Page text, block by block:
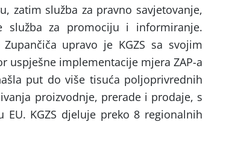
zatim služba za pravno savjetovanje,
služba za promociju i informiranje.
upravo je KGZS sa svojim
uspješne implementacije mjera ZAP-a
put do više tisuća poljoprivrednih
proizvodnje, prerade i prodaje, s
KGZS djeluje preko 8 regionalnih